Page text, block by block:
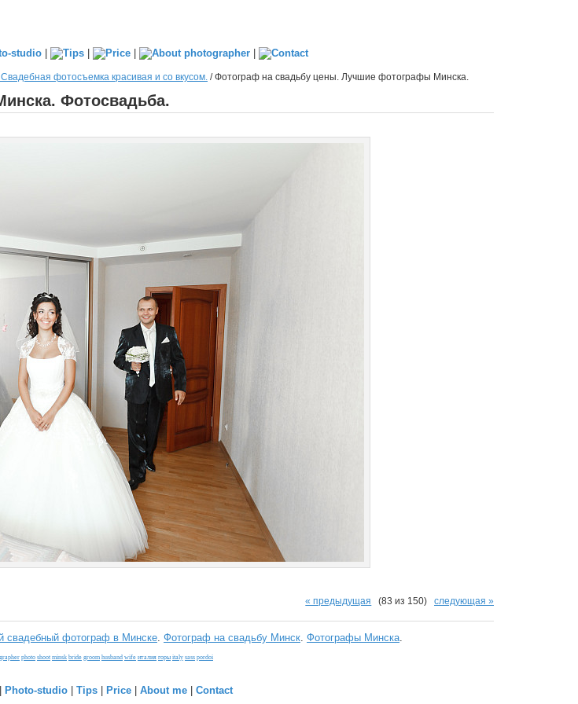
| | | |
фотосъемка красивая и со вкусом. /Фотограф на свадьбу цены. Лучшие фотографы Минска.
Фотосвадьба.
« предыдущая (83 из 150) следующая »
свадебный фотограф в Минске Фотограф на свадьбу Минск Фотографы Минска
photo shoot minsk bride groom husband wife италия горы italy sass pordoi
| Photo-studio | Tips | Price | About me | Contact